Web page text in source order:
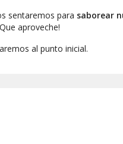
sentaremos para saborear
aproveche!
al punto inicial.